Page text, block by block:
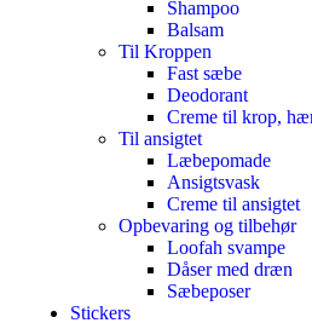
Shampoo
Balsam
Til Kroppen
Fast sæbe
Deodorant
Creme til krop,
Til ansigtet
Læbepomade
Ansigtsvask
Creme til ansigtet
Opbevaring og tilbehør
Loofah svampe
Dåser med dræn
Sæbeposer
Stickers